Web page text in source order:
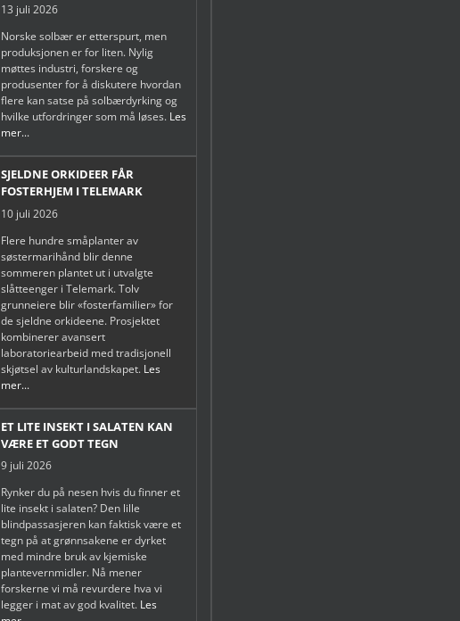
13 juli 2026
Norske solbær er etterspurt, men
produksjonen er for liten. Nylig
møttes industri, forskere og
produsenter for å diskutere hvordan
flere kan satse på solbærdyrking og
hvilke utfordringer som må løses. Les
mer...
SJELDNE ORKIDEER FÅR
FOSTERHJEM I TELEMARK
10 juli 2026
Flere hundre småplanter av
søstermarihånd blir denne
sommeren plantet ut i utvalgte
slåtteenger i Telemark. Tolv
grunneiere blir «fosterfamilier» for
de sjeldne orkideene. Prosjektet
kombinerer avansert
laboratoriearbeid med tradisjonell
skjøtsel av kulturlandskapet. Les
mer...
ET LITE INSEKT I SALATEN KAN
VÆRE ET GODT TEGN
9 juli 2026
Rynker du på nesen hvis du finner et
lite insekt i salaten? Den lille
blindpassasjeren kan faktisk være et
tegn på at grønnsakene er dyrket
med mindre bruk av kjemiske
plantevernmidler. Nå mener
forskerne vi må revurdere hva vi
legger i mat av god kvalitet. Les